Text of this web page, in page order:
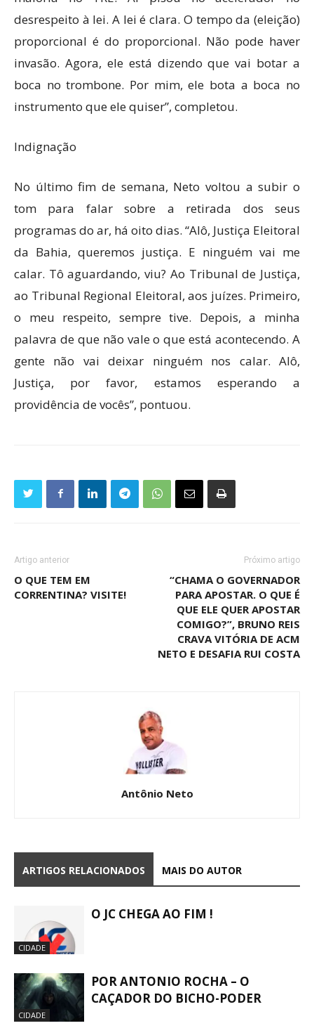
desrespeito à lei. A lei é clara. O tempo da (eleição)
proporcional é do proporcional. Não pode haver
invasão. Agora, ele está dizendo que vai botar a
boca no trombone. Por mim, ele bota a boca no
instrumento que ele quiser”, completou.
Indignação
No último fim de semana, Neto voltou a subir o
tom para falar sobre a retirada dos seus
programas do ar, há oito dias. “Alô, Justiça Eleitoral
da Bahia, queremos justiça. E ninguém vai me
calar. Tô aguardando, viu? Ao Tribunal de Justiça,
ao Tribunal Regional Eleitoral, aos juízes. Primeiro,
o meu respeito, sempre tive. Depois, a minha
palavra de que não vale o que está acontecendo. A
gente não vai deixar ninguém nos calar. Alô,
Justiça, por favor, estamos esperando a
providência de vocês”, pontuou.
Artigo anterior
O QUE TEM EM
CORRENTINA? VISITE!
Próximo artigo
“CHAMA O GOVERNADOR
PARA APOSTAR. O QUE É
QUE ELE QUER APOSTAR
COMIGO?”, BRUNO REIS
CRAVA VITÓRIA DE ACM
NETO E DESAFIA RUI COSTA
Antônio Neto
ARTIGOS RELACIONADOS MAIS DO AUTOR
CIDADE
O JC CHEGA AO FIM !
CIDADE
POR ANTONIO ROCHA – O
CAÇADOR DO BICHO-PODER